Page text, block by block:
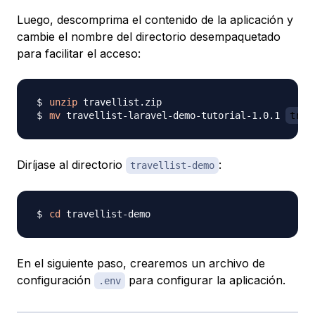
Luego, descomprima el contenido de la aplicación y
cambie el nombre del directorio desempaquetado
para facilitar el acceso:
unzip
mv travellist-laravel-demo-tutorial-1.0.1
Diríjase al directorio travellist-demo :
cd
En el siguiente paso, crearemos un archivo de
configuración
.env para configurar la aplicación.